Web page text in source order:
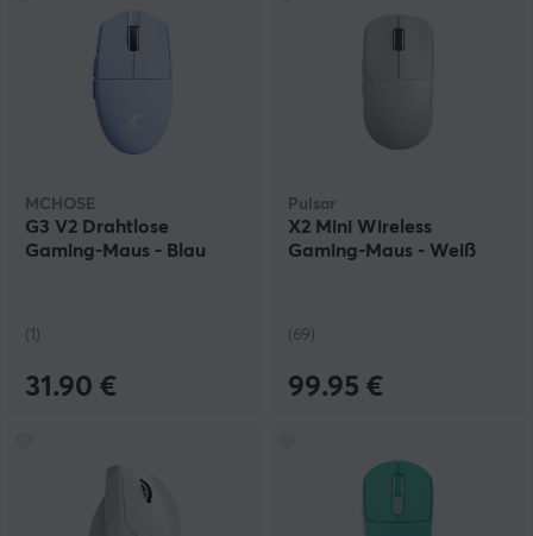
MCHOSE
G3 V2 Drahtlose
Gaming-Maus - Blau
(1)
31.90 €
Pulsar
X2 Mini Wireless
Gaming-Maus - Weiß
(69)
99.95 €